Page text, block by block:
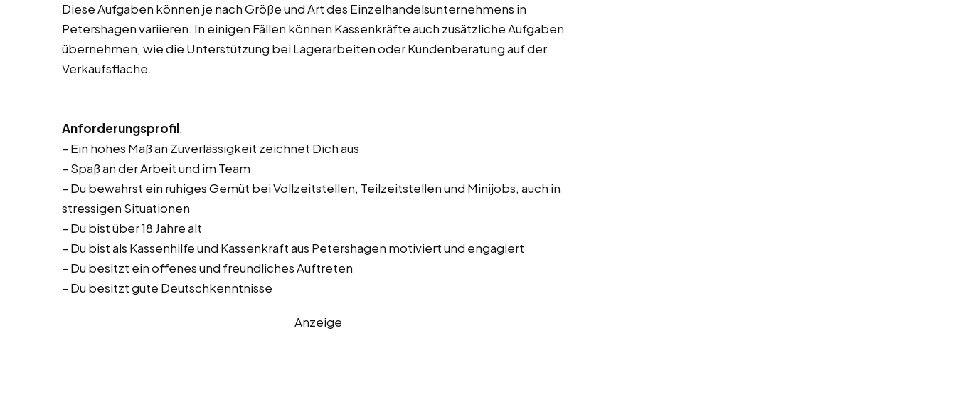
Diese Aufgaben können je nach Größe und Art des Einzelhandelsunternehmens in
Petershagen variieren. In einigen Fällen können Kassenkräfte auch zusätzliche Aufgaben
übernehmen, wie die Unterstützung bei Lagerarbeiten oder Kundenberatung auf der
Verkaufsfläche.
Anforderungsprofil:
– Ein hohes Maß an Zuverlässigkeit zeichnet Dich aus
– Spaß an der Arbeit und im Team
– Du bewahrst ein ruhiges Gemüt bei Vollzeitstellen, Teilzeitstellen und Minijobs, auch in
stressigen Situationen
– Du bist über 18 Jahre alt
– Du bist als Kassenhilfe und Kassenkraft aus Petershagen motiviert und engagiert
– Du besitzt ein offenes und freundliches Auftreten
– Du besitzt gute Deutschkenntnisse
Anzeige